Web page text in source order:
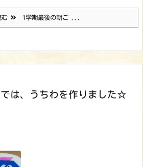
む 1学期最後の朝ご ...
では、うちわを作りました☆